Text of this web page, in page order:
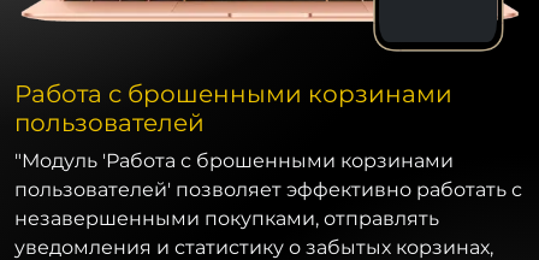
Работа с брошенными корзинами
пользователей
"Модуль 'Работа с брошенными корзинами
пользователей' позволяет эффективно работать с
незавершенными покупками, отправлять
уведомления и статистику о забытых корзинах,